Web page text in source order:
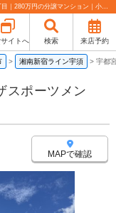
宇都宮ダイカンプラザスポーツメント 栃木県宇都宮市南大通り1丁目｜280万円の分譲マンション｜小金井不動産売買部 小山城東店
イトへ 検索 来店予約
> 湘南新宿ライン宇須 > 宇都
スポーツメン
MAPで確認